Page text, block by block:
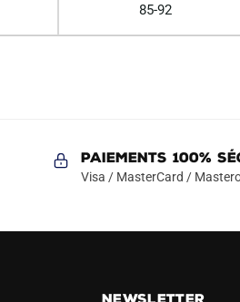
85-92
Paiements 100%
Visa / MasterCard /